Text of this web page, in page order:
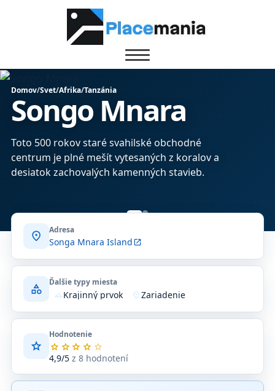
Domov/Svet/Afrika/Tanzánia
Songo Mnara
Toto 500 rokov staré svahilské obchodné
centrum je plné mešít vytesaných z koralov a
desiatok zachovalých kamenných stavieb.
location_on Adresa
Songa Mnara Islandopen_in_new
category Ďalšie typy miesta
terrainKrajinný prvok location_onZariadenie
star
Hodnotenie
star star star star star
4,9/5z 8 hodnotení
Priemerné
hodnotenie
z